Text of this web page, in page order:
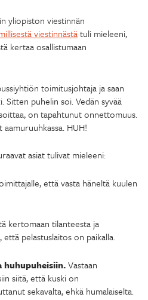
yliopiston viestinnän
viestinnästätuli mieleeni,
kertaa osallistumaan
toimitusjohtaja ja saan
Sitten puhelin soi. Vedän syvää
on tapahtunut onnettomuus.
HUH!
asiat tulivat mieleeni:
että vasta häneltä kuulen
kertomaan tilanteesta ja
pelastuslaitos on paikalla.
huhupuheisiin.Vastaan
siitä, että kuski on
sekavalta, ehkä humalaiselta.